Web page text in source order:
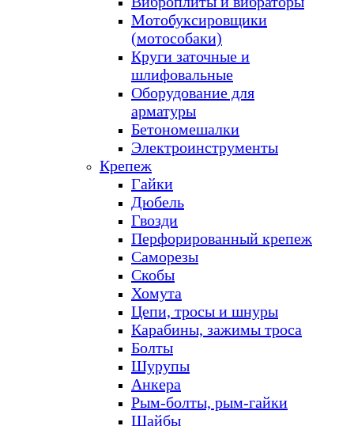
Мотобуксировщики
(мотособаки)
Круги заточные и
шлифовальные
Оборудование для
арматуры
Бетономешалки
Электроинструменты
Крепеж
Гайки
Дюбель
Гвозди
Перфорированный крепеж
Саморезы
Скобы
Хомута
Цепи, тросы и шнуры
Карабины, зажимы троса
Болты
Шурупы
Анкера
Рым-болты, рым-гайки
Шайбы